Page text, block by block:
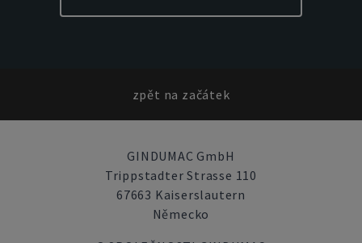
zpět na začátek
GINDUMAC GmbH
Trippstadter Strasse 110
67663 Kaiserslautern
Německo